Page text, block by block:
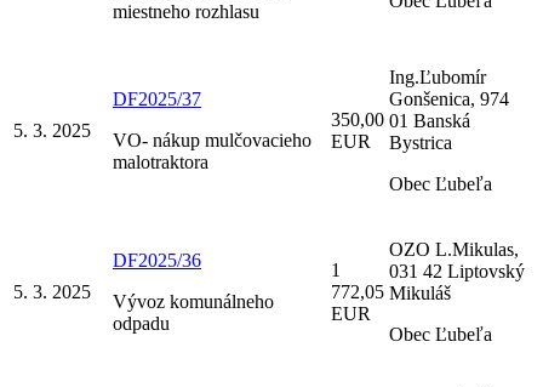
miestneho rozhlasu
5. 3. 2025
DF2025/37
VO- nákup mulčovacieho
malotraktora
350,00
EUR
Ing.Ľubomír
Gonšenica, 974
01 Banská
Bystrica
Obec Ľubeľa
5. 3. 2025
DF2025/36
Vývoz komunálneho
odpadu
1
772,05
EUR
OZO L.Mikulas,
031 42 Liptovský
Mikuláš
Obec Ľubeľa